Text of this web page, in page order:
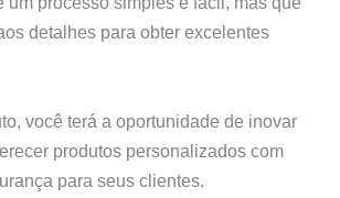
detalhes para obter excelentes
você terá a oportunidade de inovar
produtos personalizados com
para seus clientes.